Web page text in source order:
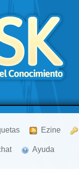
Ezine
Ayuda